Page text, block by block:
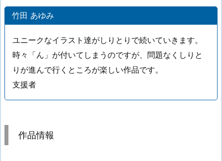
竹田 あゆみ
ユニークなイラスト達がしりとりで続いていきます。
時々「ん」が付いてしまうのですが、問題なくしりと
りが進んで行くところが楽しい作品です。
支援者
作品情報